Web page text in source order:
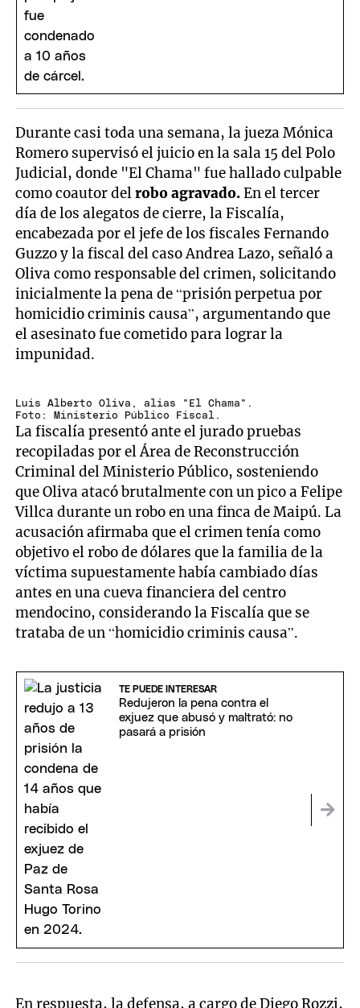
Durante casi toda una semana, la jueza Mónica
Romero supervisó el juicio en la sala 15 del Polo
Judicial, donde "El Chama" fue hallado culpable
como coautor delrobo agravado.En el tercer
día de los alegatos de cierre, la Fiscalía,
encabezada por el jefe de los fiscales Fernando
Guzzo y la fiscal del caso Andrea Lazo, señaló a
Oliva como responsable del crimen, solicitando
inicialmente la pena de “prisión perpetua por
homicidio criminis causa”, argumentando que
el asesinato fue cometido para lograr la
impunidad.
Luis Alberto Oliva, alias "El Chama".
Foto: Ministerio Público Fiscal.
La fiscalía presentó ante el jurado pruebas
recopiladas por el Área de Reconstrucción
Criminal del Ministerio Público, sosteniendo
que Oliva atacó brutalmente con un pico a Felipe
Villca durante un robo en una finca de Maipú. La
acusación afirmaba que el crimen tenía como
objetivo el robo de dólares que la familia de la
víctima supuestamente había cambiado días
antes en una cueva financiera del centro
mendocino, considerando la Fiscalía que se
trataba de un “homicidio criminis causa”.
TE PUEDE INTERESAR
Redujeron la pena contra el
exjuez que abusó y maltrató: no
pasará a prisión
En respuesta, la defensa, a cargo de Diego Rozzi,